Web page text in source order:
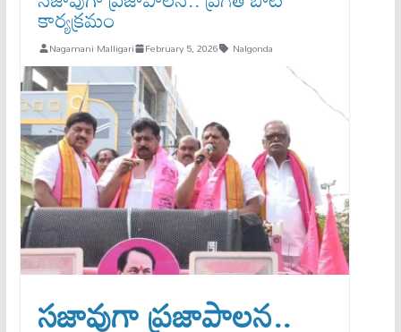
కార్యక్రమం
Nagamani Malligari February 5, 2026 Nalgonda
స‌జావుగా ప్రజాపాలన..